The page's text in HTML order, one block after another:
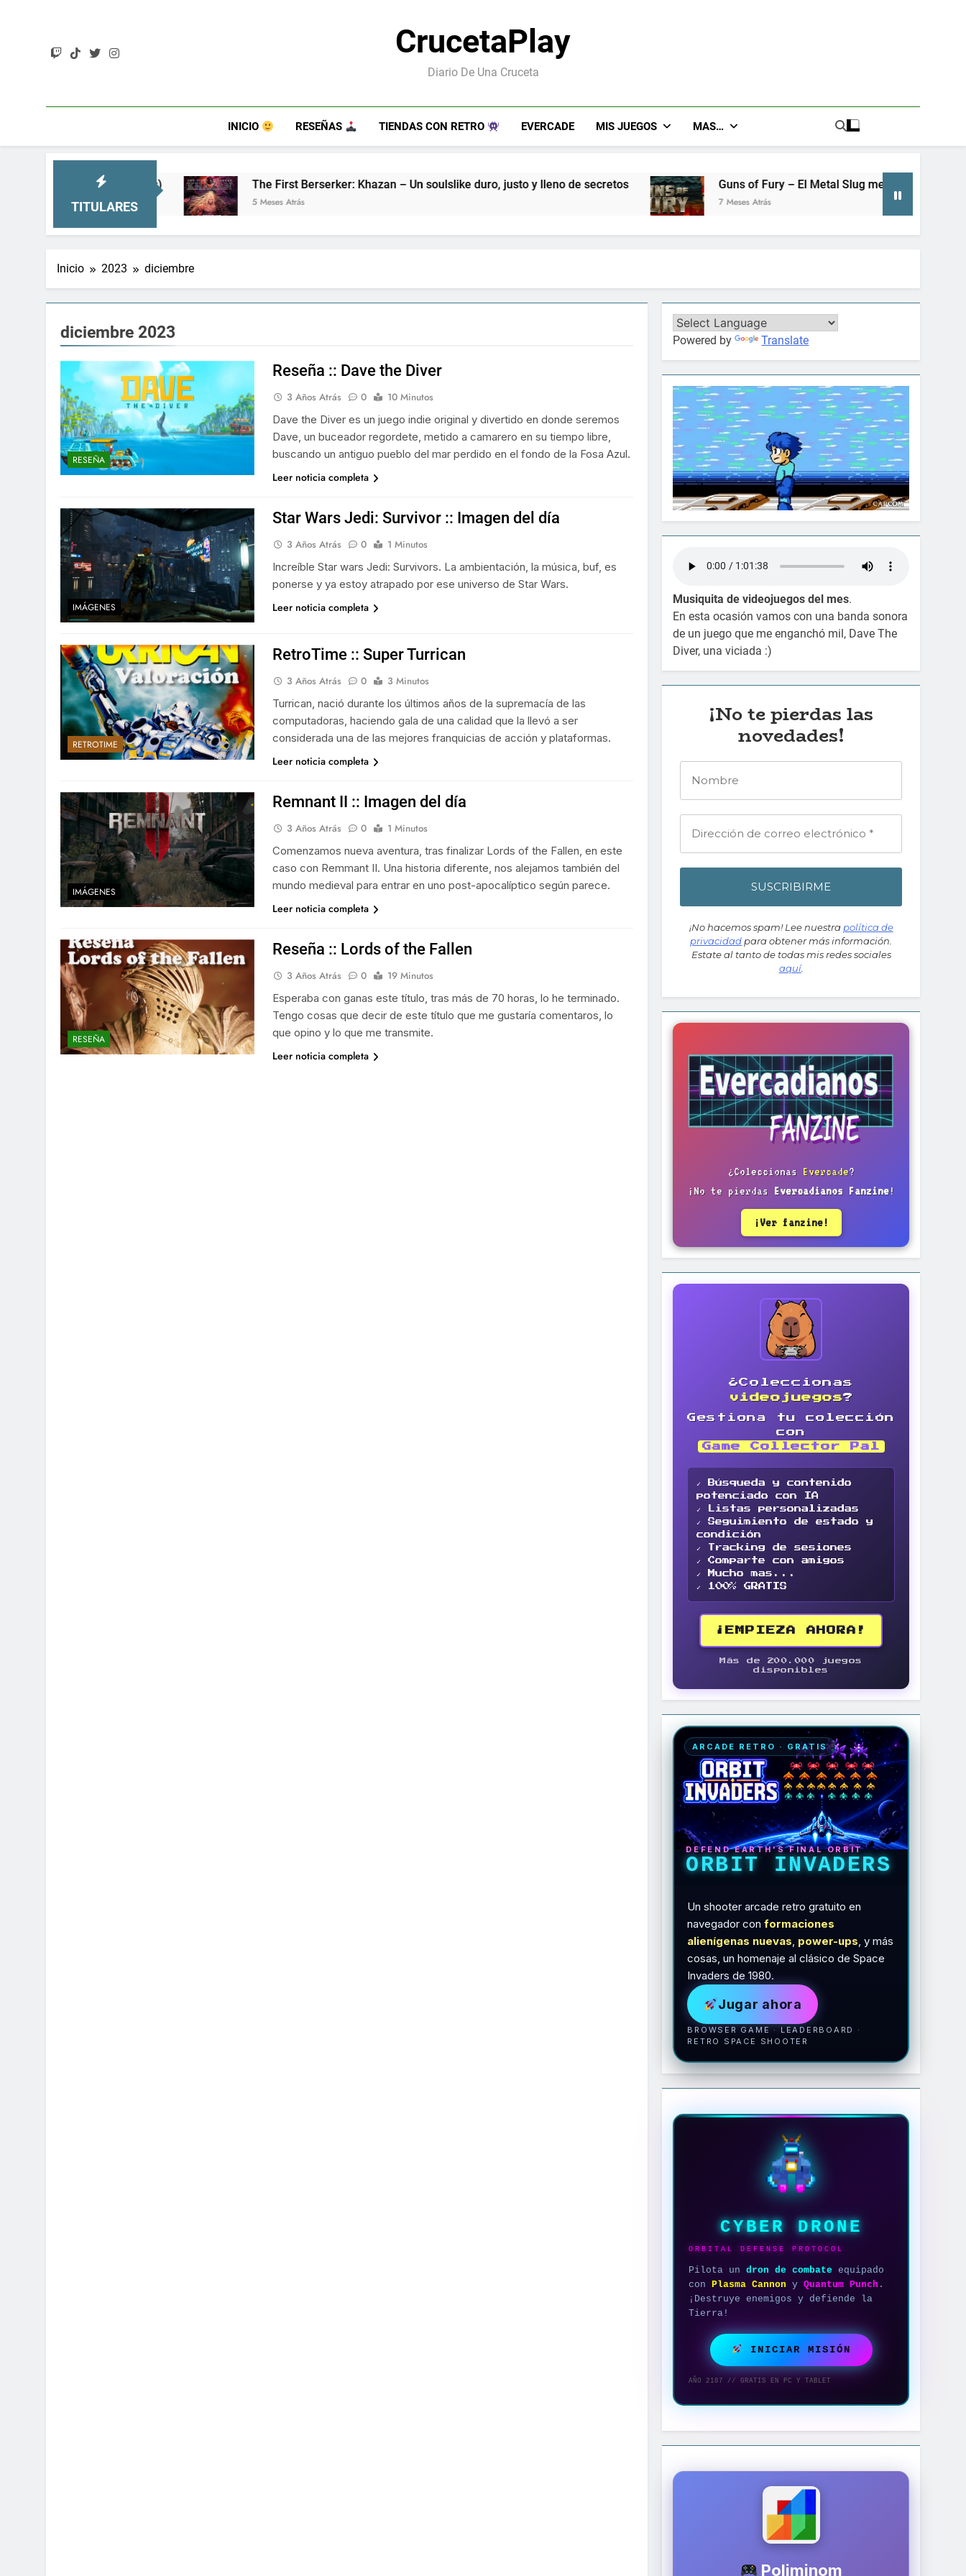
CrucetaPlay
Diario De Una Cruceta
INICIO RESEÑAS TIENDAS CON RETRO EVERCADE MIS JUEGOS MAS…
TITULARES
The First Berserker: Khazan – Un soulslike duro, justo y lleno de secretos
5 Meses Atrás
Guns of Fury – El Metal Slug metroidvania que no sabías que
7 Meses Atrás
Inicio 2023 diciembre
diciembre 2023
RESEÑA
Reseña :: Dave the Diver
3 Años Atrás 0
10 Minutos
Dave the Diver es un juego indie original y divertido en donde seremos
Dave, un buceador regordete, metido a camarero en su tiempo libre,
buscando un antiguo pueblo del mar perdido en el fondo de la Fosa Azul.
Leer noticia completa
IMÁGENES
Star Wars Jedi: Survivor :: Imagen del día
3 Años Atrás 0
1 Minutos
Increíble Star wars Jedi: Survivors. La ambientación, la música, buf, es
ponerse y ya estoy atrapado por ese universo de Star Wars.
Leer noticia completa
RETROTIME
RetroTime :: Super Turrican
3 Años Atrás 0
3 Minutos
Turrican, nació durante los últimos años de la supremacía de las
computadoras, haciendo gala de una calidad que la llevó a ser
considerada una de las mejores franquicias de acción y plataformas.
Leer noticia completa
IMÁGENES
Remnant II :: Imagen del día
3 Años Atrás 0
1 Minutos
Comenzamos nueva aventura, tras finalizar Lords of the Fallen, en este
caso con Remmant II. Una historia diferente, nos alejamos también del
mundo medieval para entrar en uno post-apocalíptico según parece.
Leer noticia completa
RESEÑA
Reseña :: Lords of the Fallen
3 Años Atrás 0
19 Minutos
Esperaba con ganas este título, tras más de 70 horas, lo he terminado.
Tengo cosas que decir de este título que me gustaría comentaros, lo
que opino y lo que me transmite.
Leer noticia completa
Powered by Translate
Musiquita de videojuegos del mes.
En esta ocasión vamos con una banda sonora
de un juego que me enganchó mil, Dave The
Diver, una viciada :)
¡No te pierdas las
novedades!
¡No hacemos spam! Lee nuestra política de
privacidad para obtener más información.
Estate al tanto de todas mis redes sociales
aquí.
¿Coleccionas Evercade?
¡No te pierdas Evercadianos Fanzine!
¡Ver fanzine!
¿Coleccionas
videojuegos?
Gestiona tu colección
con
Game Collector Pal
✓ Búsqueda y contenido
potenciado con IA
✓ Listas personalizadas
✓ Seguimiento de estado y
condición
✓ Tracking de sesiones
✓ Comparte con amigos
✓ Mucho mas...
✓ 100% GRATIS
¡EMPIEZA AHORA!
Más de 200.000 juegos
disponibles
ARCADE RETRO · GRATIS
DEFEND EARTH'S FINAL ORBIT
ORBIT INVADERS
Un shooter arcade retro gratuito en
navegador conformaciones
alienígenas nuevas, power-ups, y más
cosas, un homenaje al clásico de Space
Invaders de 1980.
Jugar ahora
BROWSER GAME · LEADERBOARD ·
RETRO SPACE SHOOTER
CYBER DRONE
ORBITAL DEFENSE PROTOCOL
Pilota undron de combate equipado
con
Plasma Cannon yQuantum Punch .
¡Destruye enemigos y defiende la
Tierra!
INICIAR MISIÓN
AÑO 2187 // GRATIS EN PC Y TABLET
Poliminom